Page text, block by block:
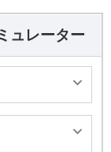
ュレーター